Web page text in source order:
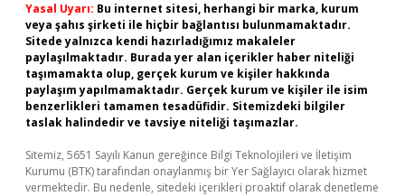
Yasal Uyarı: Bu internet sitesi, herhangi bir marka, kurum
veya şahıs şirketi ile hiçbir bağlantısı bulunmamaktadır.
Sitede yalnızca kendi hazırladığımız makaleler
paylaşılmaktadır. Burada yer alan içerikler haber niteliği
taşımamakta olup, gerçek kurum ve kişiler hakkında
paylaşım yapılmamaktadır. Gerçek kurum ve kişiler ile isim
benzerlikleri tamamen tesadüfidir. Sitemizdeki bilgiler
taslak halindedir ve tavsiye niteliği taşımazlar.
Sitemiz, 5651 Sayılı Kanun gereğince Bilgi Teknolojileri ve İletişim
Kurumu (BTK) tarafından onaylanmış bir Yer Sağlayıcı olarak hizmet
vermektedir. Bu nedenle, sitedeki içerikleri proaktif olarak denetleme